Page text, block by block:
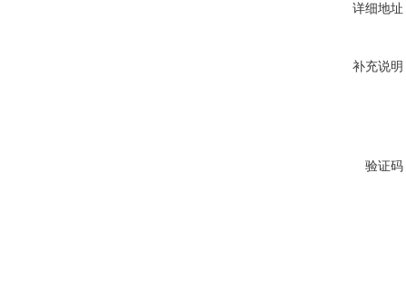
详细地址
补充说明
验证码